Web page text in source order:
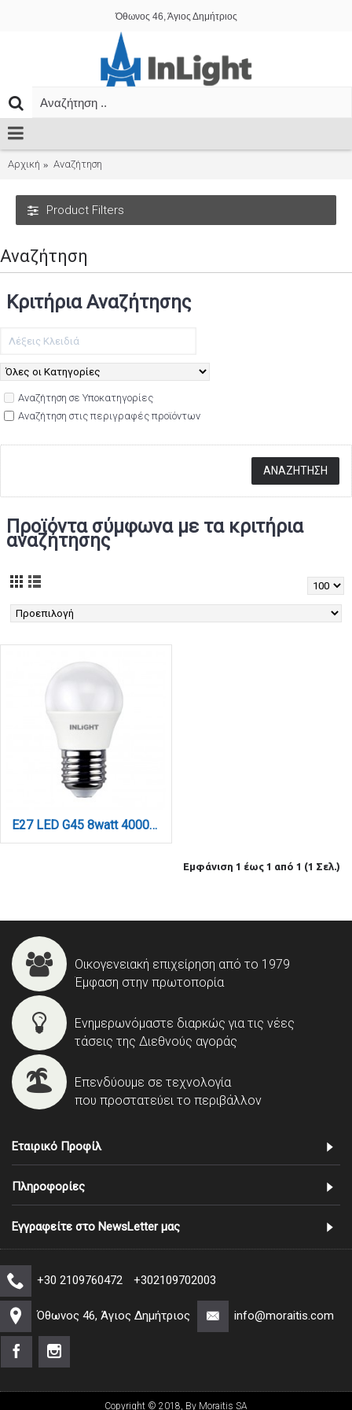
Όθωνος 46, Άγιος Δημήτριος
Αρχική Αναζήτηση
Product Filters
Αναζήτηση
Κριτήρια Αναζήτησης
Αναζήτηση σε Υποκατηγορίες
Αναζήτηση στις περιγραφές προϊόντων
Προϊόντα σύμφωνα με τα κριτήρια
αναζήτησης
E27 LED G45 8watt 4000Κ Φυσικό Λευκό (7.27.08.12.2)
Εμφάνιση 1 έως 1 από 1 (1 Σελ.)
Οικογενειακή επιχείρηση από το 1979
Έμφαση στην πρωτοπορία
Ενημερωνόμαστε διαρκώς για τις νέες
τάσεις της Διεθνούς αγοράς
Επενδύουμε σε τεχνολογία
που προστατεύει το περιβάλλον
Εταιρικό Προφίλ
Πληροφορίες
Εγγραφείτε στο NewsLetter μας
+30 2109760472 +302109702003
Όθωνος 46, Άγιος Δημήτριος info@moraitis.com
Copyright © 2018, By Moraitis SA